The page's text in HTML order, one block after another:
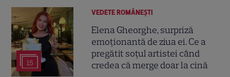
15
VEDETE ROMÂNEŞTI
Elena Gheorghe, surpriză
emoționantă de ziua ei. Ce a
pregătit soțul artistei când
credea că merge doar la cină